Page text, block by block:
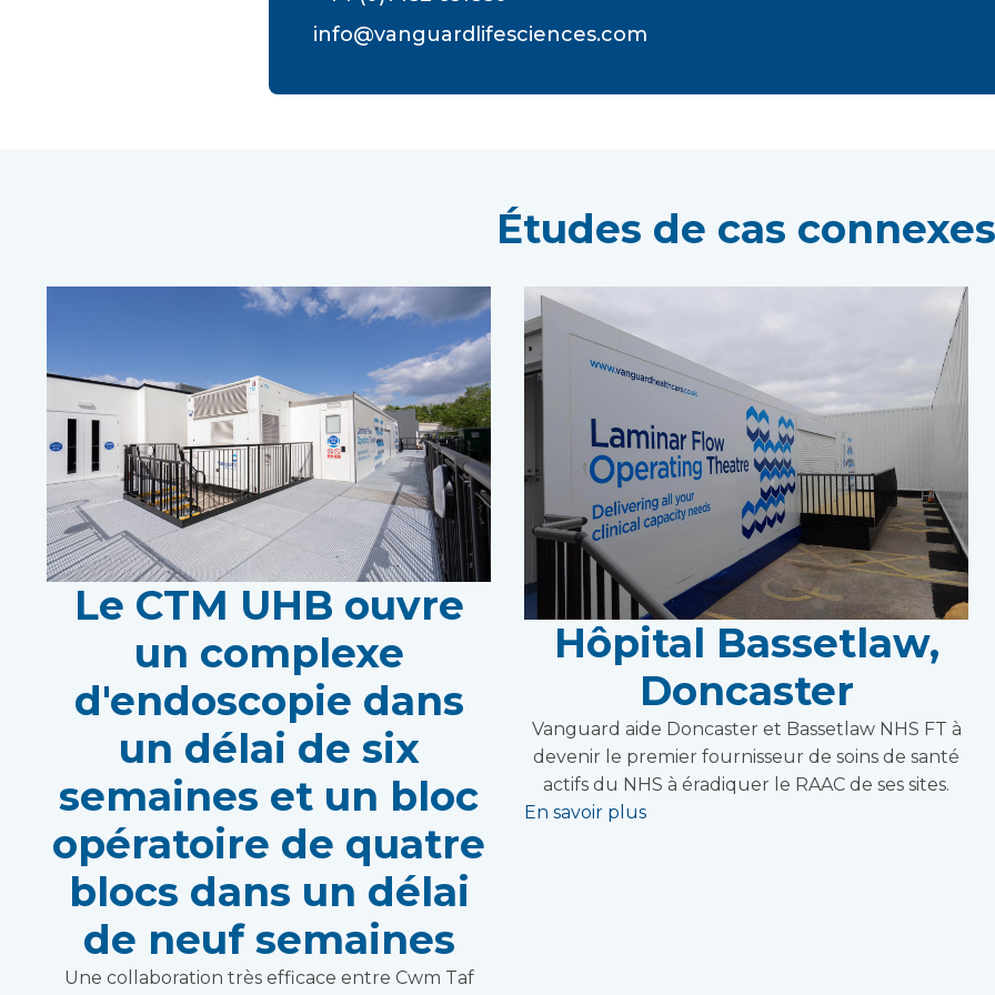
info@vanguardlifesciences.com
Études de cas connexes
Le CTM UHB ouvre
un complexe
d'endoscopie dans
un délai de six
semaines et un bloc
opératoire de quatre
blocs dans un délai
de neuf semaines
Une collaboration très efficace entre Cwm Taf
Hôpital Bassetlaw,
Doncaster
Vanguard aide Doncaster et Bassetlaw NHS FT à
devenir le premier fournisseur de soins de santé
actifs du NHS à éradiquer le RAAC de ses sites.
En savoir plus